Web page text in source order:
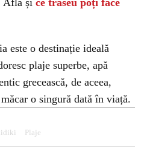
Află și ce traseu poți face
este o destinație ideală
plaje superbe, apă
grecească, de aceea,
o singură dată în viață.
Plaje